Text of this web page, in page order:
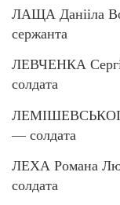
ЛАЩА Данііла
сержанта
ЛЕВЧЕНКА
солдата
ЛЕМІШЕВСЬКОГО
— солдата
ЛЕХА Романа
солдата